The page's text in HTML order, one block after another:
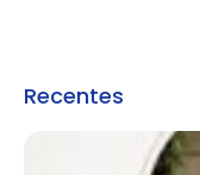
Recentes